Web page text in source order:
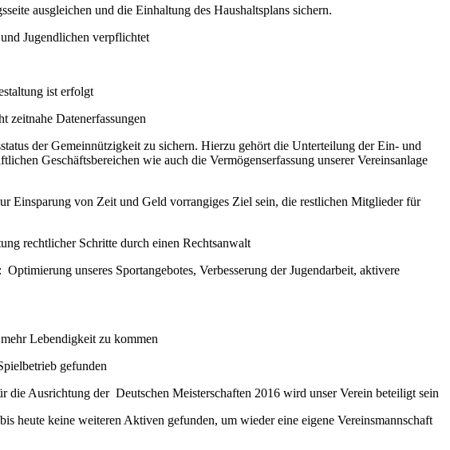
ausgleichen und die Einhaltung des Haushaltsplans sichern.
Jugendlichen verpflichtet
ist erfolgt
zeitnahe Datenerfassungen
der Gemeinnützigkeit zu sichern. Hierzu gehört die Unterteilung der Ein- und
Geschäftsbereichen wie auch die Vermögenserfassung unserer Vereinsanlage
Einsparung von Zeit und Geld vorrangiges Ziel sein, die restlichen Mitglieder für
rechtlicher Schritte durch einen Rechtsanwalt
unseres Sportangebotes, Verbesserung der Jugendarbeit, aktivere
Lebendigkeit zu kommen
gefunden
Ausrichtung der Deutschen Meisterschaften 2016 wird unser Verein beteiligt sein
heute keine weiteren Aktiven gefunden, um wieder eine eigene Vereinsmannschaft